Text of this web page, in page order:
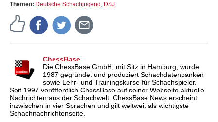
Themen: Deutsche Schachjugend , DSJ
ChessBase
Die ChessBase GmbH, mit Sitz in Hamburg, wurde
1987 gegründet und produziert Schachdatenbanken
sowie Lehr- und Trainingskurse für Schachspieler.
Seit 1997 veröffentlich ChessBase auf seiner Webseite aktuelle
Nachrichten aus der Schachwelt. ChessBase News erscheint
inzwischen in vier Sprachen und gilt weltweit als wichtigste
Schachnachrichtenseite.